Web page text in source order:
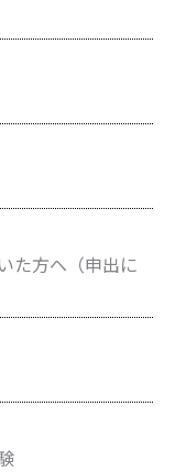
た方へ（申出に